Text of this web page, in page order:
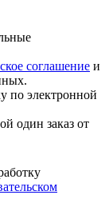
соглашение и
по электронной
один заказ от